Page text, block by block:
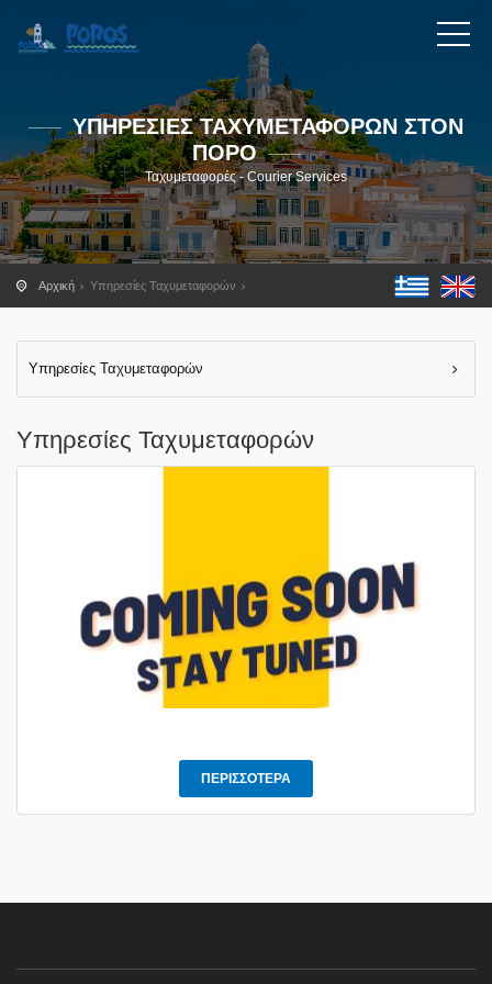
ΥΠΗΡΕΣΙΕΣ ΤΑΧΥΜΕΤΑΦΟΡΩΝ ΣΤΟΝ
ΠΟΡΟ
Ταχυμεταφορές - Courier Services
Αρχική Υπηρεσίες Ταχυμεταφορών
Υπηρεσίες Ταχυμεταφορών
Υπηρεσίες Ταχυμεταφορών
ΠΕΡΙΣΣΟΤΕΡΑ